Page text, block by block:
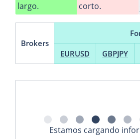
largo.
corto.
Brokers
EURUSD GBPJPY
Estamos cargando